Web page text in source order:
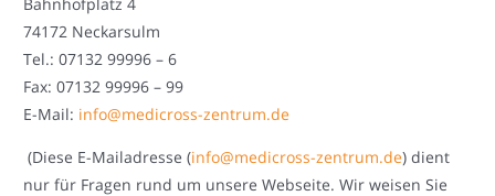
74172 Neckarsulm
Tel.: 07132 99996 – 6
Fax: 07132 99996 – 99
E-Mail: info@medicross-zentrum.de
(Diese E-Mailadresse (info@medicross-zentrum.de) dient
nur für Fragen rund um unsere Webseite. Wir weisen Sie